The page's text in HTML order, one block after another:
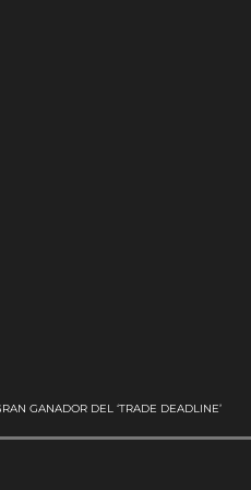
GANADOR DEL ‘TRADE DEADLINE’